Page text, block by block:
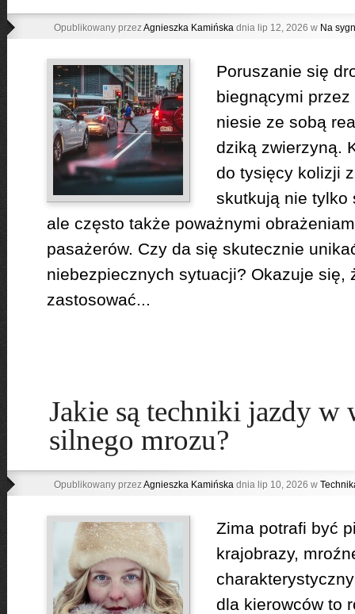
Opublikowany przezAgnieszka Kamińskadnia lip 12, 2026 w Na
Poruszanie się
biegnącymi
niesie ze sobą
dziką zwierzyną.
do tysięcy kolizji
skutkują nie tylko
ale często także poważnymi
pasażerów. Czy da się skutecznie
niebezpiecznych sytuacji? Okazuje się,
zastosować...
Jakie są techniki jazdy w
silnego mrozu?
Opublikowany przezAgnieszka Kamińskadnia lip 10, 2026 w
Zima potrafi być
krajobrazy,
dla kierowców to